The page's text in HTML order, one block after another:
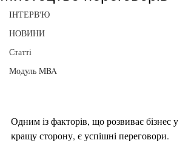
ІНТЕРВ'Ю
НОВИНИ
Статті
Модуль MBA
Одним із факторів, що розвиває бізнес у
кращу сторону, є успішні переговори.